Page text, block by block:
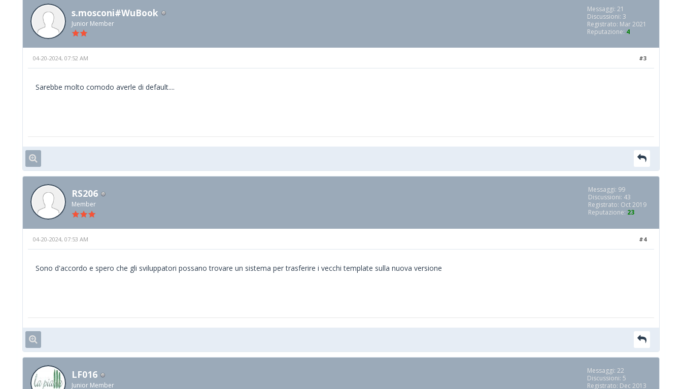
s.mosconi#WuBook
Junior Member
Messaggi: 21
Discussioni: 3
Registrato: Mar 2021
Reputazione: 4
#3
04-20-2024, 07:52 AM
Sarebbe molto comodo averle di default....
RS206
Member
Messaggi: 99
Discussioni: 43
Registrato: Oct 2019
Reputazione: 23
#4
04-20-2024, 07:53 AM
Sono d'accordo e spero che gli sviluppatori possano trovare un sistema per trasferire i vecchi template sulla nuova versione
LF016
Junior Member
Messaggi: 22
Discussioni: 5
Registrato: Dec 2013